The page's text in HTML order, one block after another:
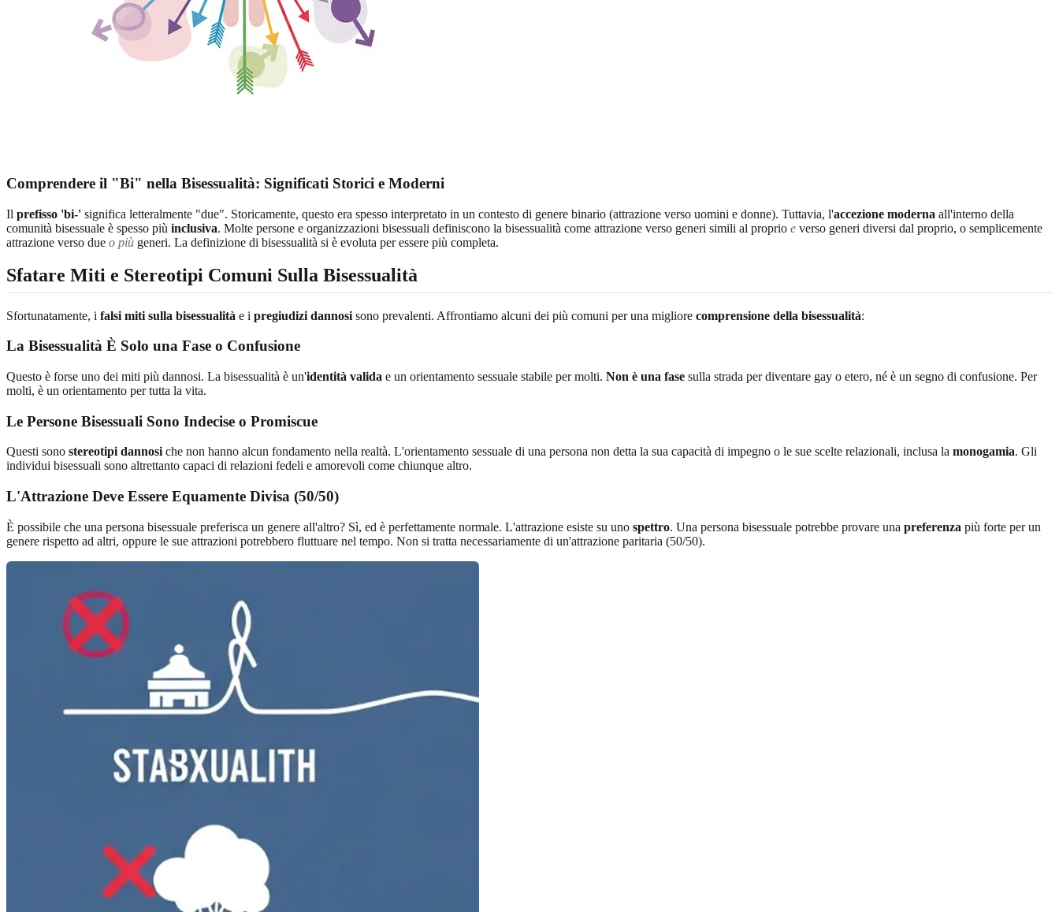
Comprendere il "Bi" nella Bisessualità: Significati Storici e Moderni
Il prefisso 'bi-' significa letteralmente "due". Storicamente, questo era spesso interpretato in un contesto di genere binario (attrazione verso uomini e donne). Tuttavia, l'accezione moderna all'interno della
comunità bisessuale è spesso più inclusiva. Molte persone e organizzazioni bisessuali definiscono la bisessualità come attrazione verso generi simili al proprio e verso generi diversi dal proprio, o semplicemente
attrazione verso due o più generi. La definizione di bisessualità si è evoluta per essere più completa.
Sfatare Miti e Stereotipi Comuni Sulla Bisessualità
Sfortunatamente, i falsi miti sulla bisessualità e i pregiudizi dannosi sono prevalenti. Affrontiamo alcuni dei più comuni per una migliore comprensione della bisessualità:
La Bisessualità È Solo una Fase o Confusione
Questo è forse uno dei miti più dannosi. La bisessualità è un'identità valida e un orientamento sessuale stabile per molti. Non è una fase sulla strada per diventare gay o etero, né è un segno di confusione. Per
molti, è un orientamento per tutta la vita.
Le Persone Bisessuali Sono Indecise o Promiscue
Questi sono stereotipi dannosi che non hanno alcun fondamento nella realtà. L'orientamento sessuale di una persona non detta la sua capacità di impegno o le sue scelte relazionali, inclusa la monogamia. Gli
individui bisessuali sono altrettanto capaci di relazioni fedeli e amorevoli come chiunque altro.
L'Attrazione Deve Essere Equamente Divisa (50/50)
È possibile che una persona bisessuale preferisca un genere all'altro? Sì, ed è perfettamente normale. L'attrazione esiste su uno spettro. Una persona bisessuale potrebbe provare una preferenza più forte per un
genere rispetto ad altri, oppure le sue attrazioni potrebbero fluttuare nel tempo. Non si tratta necessariamente di un'attrazione paritaria (50/50).